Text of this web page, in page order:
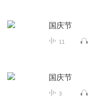
国庆节
11
国庆节
3